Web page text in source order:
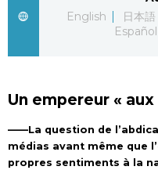
English
日本語
Español
Un empereur «
——La question de
médias avant même que
propres sentiments à la